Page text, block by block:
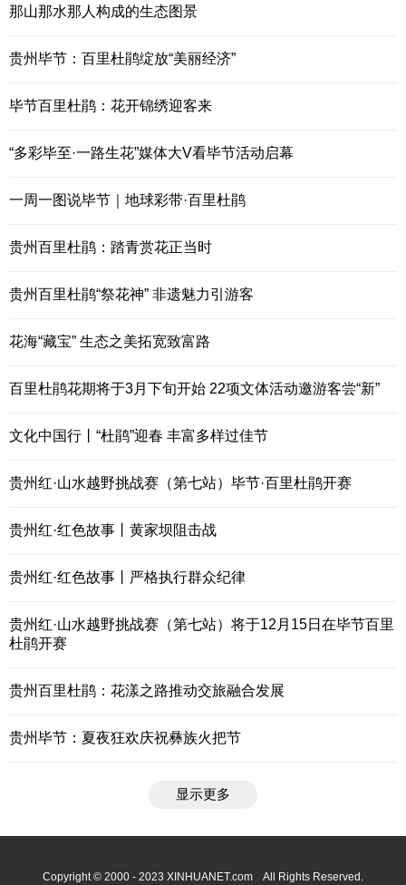
那山那水那人构成的生态图景
贵州毕节：百里杜鹃绽放“美丽经济”
毕节百里杜鹃：花开锦绣迎客来
“多彩毕至·一路生花”媒体大V看毕节活动启幕
一周一图说毕节｜地球彩带·百里杜鹃
贵州百里杜鹃：踏青赏花正当时
贵州百里杜鹃“祭花神” 非遗魅力引游客
花海“藏宝” 生态之美拓宽致富路
百里杜鹃花期将于3月下旬开始 22项文体活动邀游客尝“新”
文化中国行丨“杜鹃”迎春 丰富多样过佳节
贵州红·山水越野挑战赛（第七站）毕节·百里杜鹃开赛
贵州红·红色故事丨黄家坝阻击战
贵州红·红色故事丨严格执行群众纪律
贵州红·山水越野挑战赛（第七站）将于12月15日在毕节百里
杜鹃开赛
贵州百里杜鹃：花漾之路推动交旅融合发展
贵州毕节：夏夜狂欢庆祝彝族火把节
显示更多
Copyright © 2000 - 2023 XINHUANET.com All Rights Reserved.